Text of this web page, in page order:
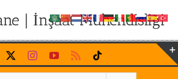
| İnşaat Mühendisliği
InstagramYouTubeRss